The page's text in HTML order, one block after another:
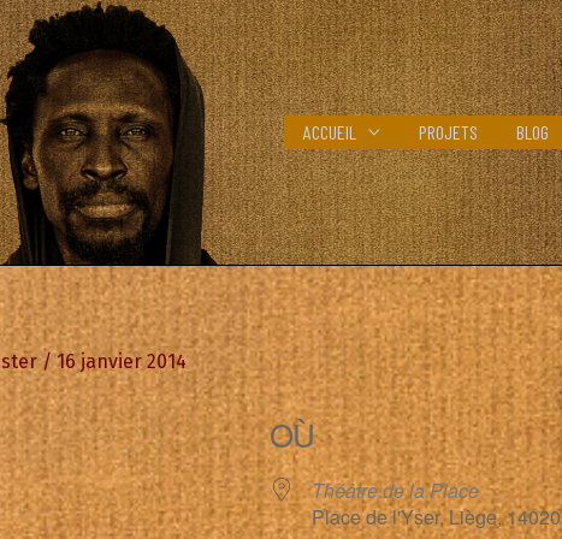
ACCUEIL PROJETS BLOG
/16 janvier 2014
OÙ
Théâtre de la Place
Place de l'Yser, Liège, 14020